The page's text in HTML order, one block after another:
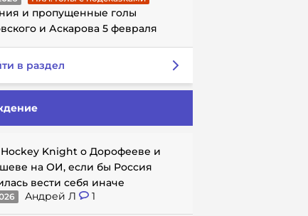
и пропущенные голы
и Аскарова 5 февраля
в раздел
Hockey Knight о Дорофееве и
на ОИ, если бы Россия
вести себя иначе
Андрей Л 1